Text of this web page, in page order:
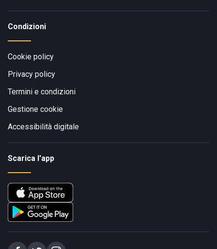
Condizioni
Cookie policy
Privacy policy
Termini e condizioni
Gestione cookie
Accessibilità digitale
Scarica l'app